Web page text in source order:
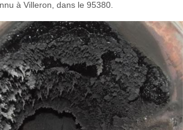
à Villeron, dans le 95380.